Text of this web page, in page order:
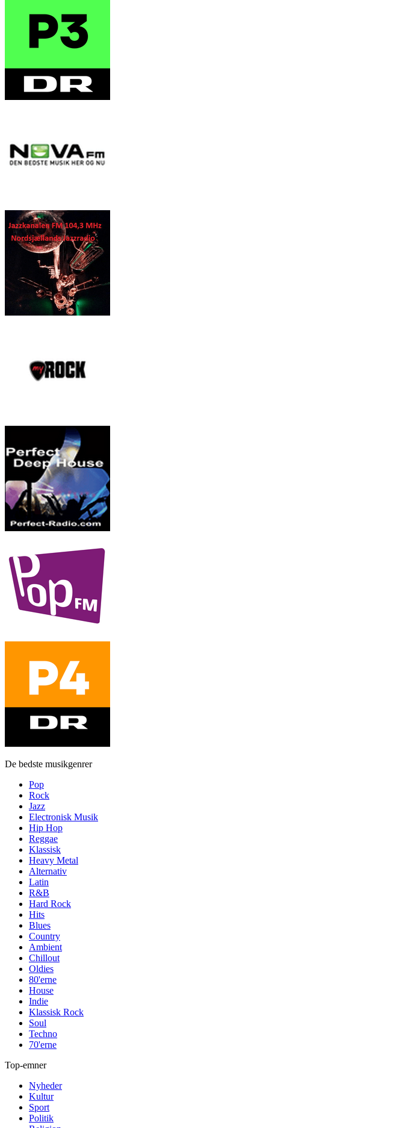
De bedste musikgenrer
Pop
Rock
Jazz
Electronisk Musik
Hip Hop
Reggae
Klassisk
Heavy Metal
Alternativ
Latin
R&B
Hard Rock
Hits
Blues
Country
Ambient
Chillout
Oldies
80'erne
House
Indie
Klassisk Rock
Soul
Techno
70'erne
Top-emner
Nyheder
Kultur
Sport
Politik